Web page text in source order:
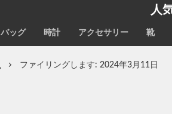
人
バッグ 時計 アクセサリー 靴
ファイリングします: 2024年3月11日